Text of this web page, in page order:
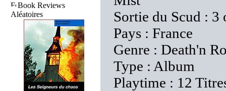
Book Reviews
Aléatoires
Sortie du Scud : 3
Pays : France
Genre : Death'n
Type : Album
Playtime : 12